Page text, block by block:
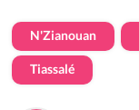
N'Zianouan
Tiassalé